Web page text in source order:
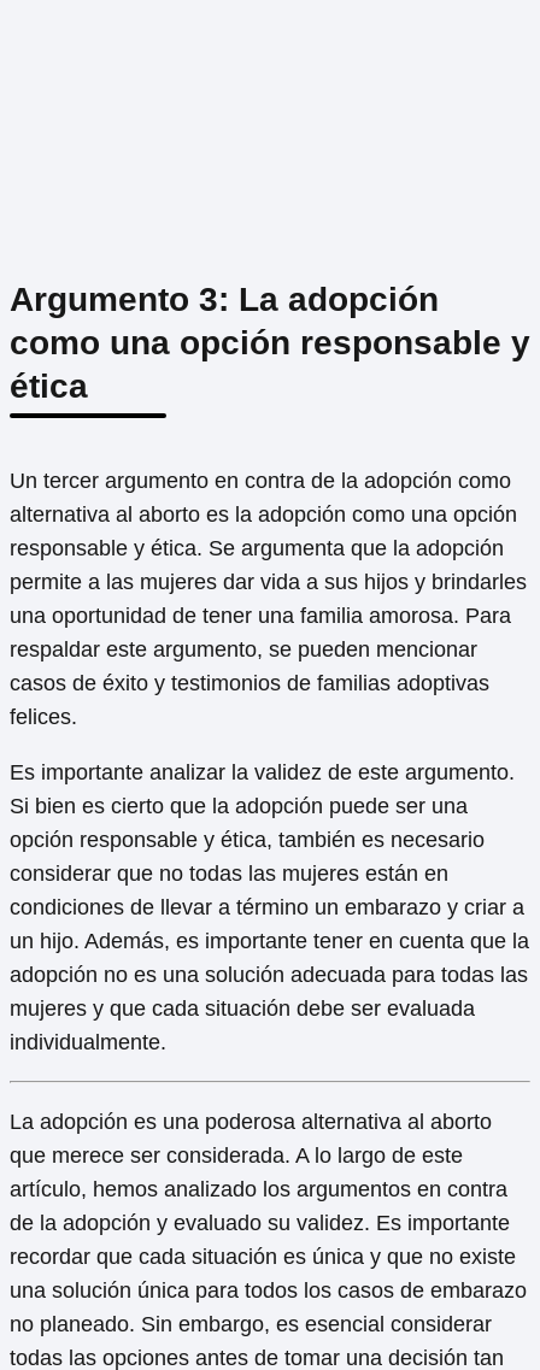
Argumento 3: La adopción
como una opción responsable y
ética
Un tercer argumento en contra de la adopción como
alternativa al aborto es la adopción como una opción
responsable y ética. Se argumenta que la adopción
permite a las mujeres dar vida a sus hijos y brindarles
una oportunidad de tener una familia amorosa. Para
respaldar este argumento, se pueden mencionar
casos de éxito y testimonios de familias adoptivas
felices.
Es importante analizar la validez de este argumento.
Si bien es cierto que la adopción puede ser una
opción responsable y ética, también es necesario
considerar que no todas las mujeres están en
condiciones de llevar a término un embarazo y criar a
un hijo. Además, es importante tener en cuenta que la
adopción no es una solución adecuada para todas las
mujeres y que cada situación debe ser evaluada
individualmente.
La adopción es una poderosa alternativa al aborto
que merece ser considerada. A lo largo de este
artículo, hemos analizado los argumentos en contra
de la adopción y evaluado su validez. Es importante
recordar que cada situación es única y que no existe
una solución única para todos los casos de embarazo
no planeado. Sin embargo, es esencial considerar
todas las opciones antes de tomar una decisión tan